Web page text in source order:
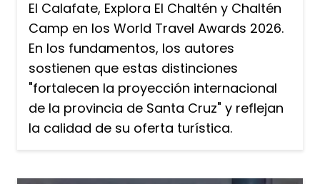
El Calafate, Explora El Chaltén y Chaltén
Camp en los World Travel Awards 2026.
En los fundamentos, los autores
sostienen que estas distinciones
"fortalecen la proyección internacional
de la provincia de Santa Cruz" y reflejan
la calidad de su oferta turística.